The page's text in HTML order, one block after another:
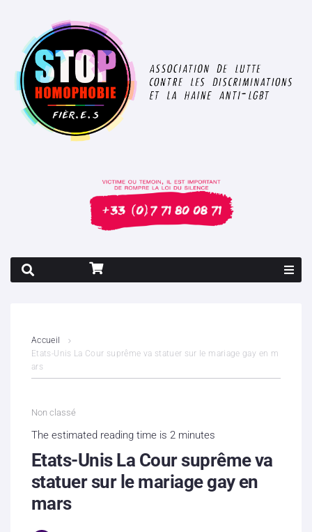
Contenus litigieux
Boutique
Contacts
Accueil
Etats-Unis La Cour suprême va statuer sur le mariage gay en m
ars
Non classé
The estimated reading time is 2 minutes
Etats-Unis La Cour suprême va
statuer sur le mariage gay en
mars